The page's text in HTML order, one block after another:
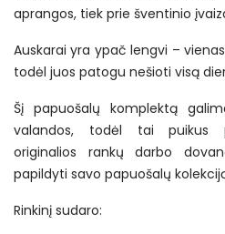
aprangos, tiek prie šventinio
Auskarai yra ypač lengvi –
todėl juos patogu nešioti visą
Šį papuošalų komplektą
valandos, todėl tai puikus
originalios rankų darbo
papildyti savo papuošalų
Rinkinį sudaro: